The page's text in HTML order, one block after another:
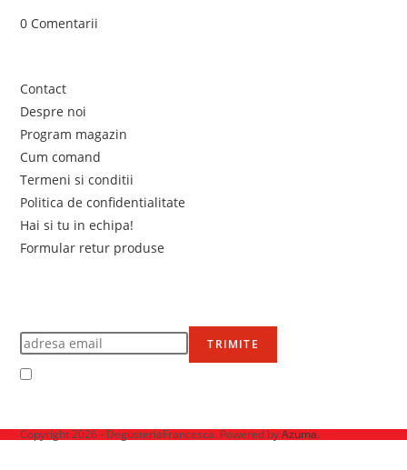
0 Comentarii
Contact
Despre noi
Program magazin
Cum comand
Termeni si conditii
Politica de confidentialitate
Hai si tu in echipa!
Formular retur produse
TRIMITE
Copyright 2026 - DegusteriaFrancesca. Powered byAzuma.